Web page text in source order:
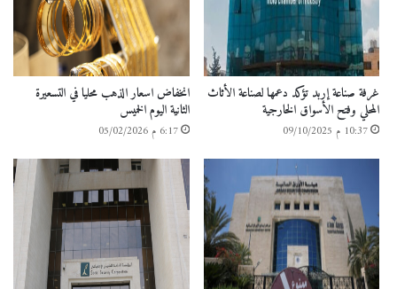
غرفة صناعة إربد تؤكد دعمها لصناعة الأثاث
المحلي وفتح الأسواق الخارجية
10:37 م 09/10/2025
انخفاض اسعار الذهب محليا في التسعيرة
الثانية اليوم الخميس
6:17 م 05/02/2026